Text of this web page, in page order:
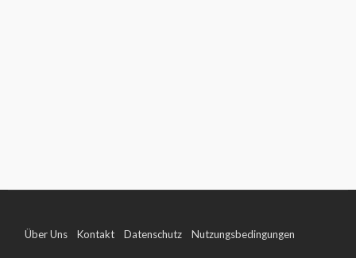
Über Uns Kontakt Datenschutz Nutzungsbedingungen